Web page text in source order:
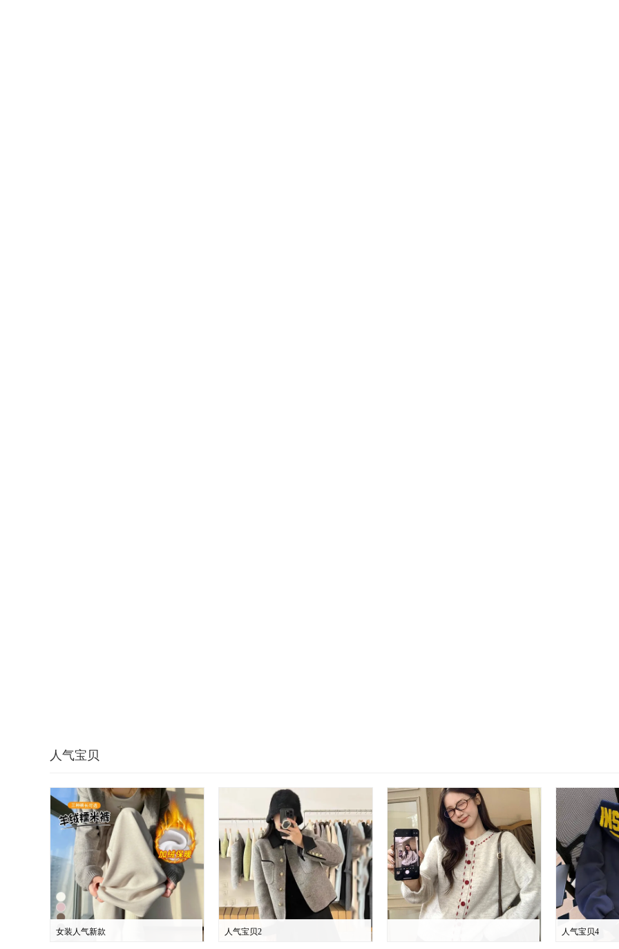
人气宝贝
女装人气新款 人气宝贝2 人气宝贝4